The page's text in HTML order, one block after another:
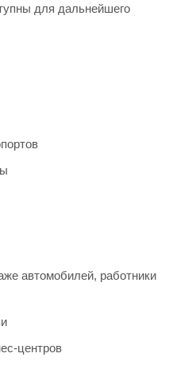
для дальнейшего
автомобилей, работники
центров